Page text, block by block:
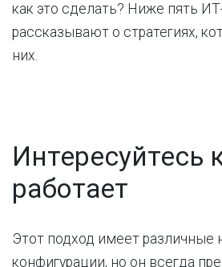
как это сделать? Ниже пять
рассказывают о стратегиях,
них.
Интересуйтесь
работает
Этот подход имеет различные
конфигурации, но он всегда